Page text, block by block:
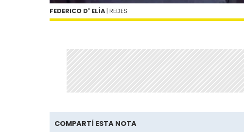
FEDERICO D' ELÍA | REDES
COMPARTÍ ESTA NOTA